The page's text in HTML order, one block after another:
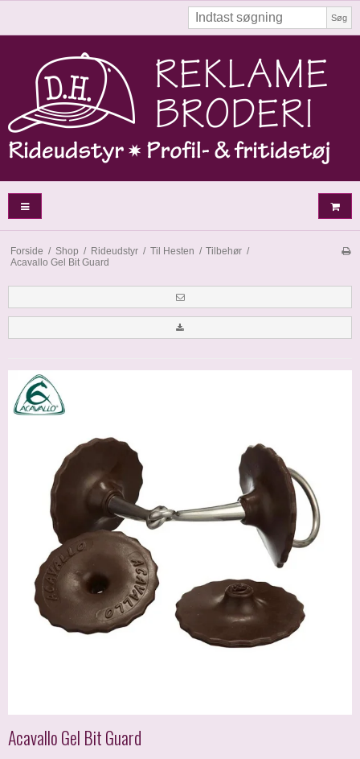
Søg
Forside / Shop / Rideudstyr / Til Hesten / Tilbehør /
Acavallo Gel Bit Guard
Acavallo Gel Bit Guard